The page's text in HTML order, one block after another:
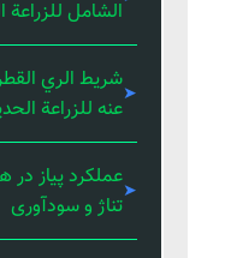
الشامل للزراعة
شريط الري
عنه للزراعة
عملکرد پیاز در
تناژ و سودآوری